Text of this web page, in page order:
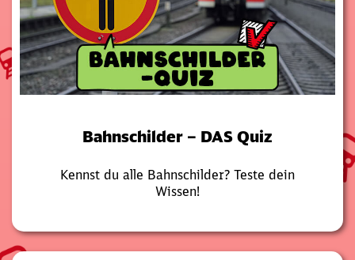
Bahnschilder – DAS Quiz
Kennst du alle Bahnschilder? Teste dein
Wissen!